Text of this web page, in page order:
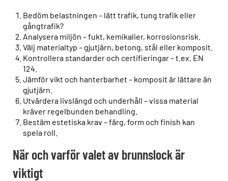
Bedöm belastningen – lätt trafik, tung trafik eller
gångtrafik?
Analysera miljön – fukt, kemikalier, korrosionsrisk.
Välj materialtyp – gjutjärn, betong, stål eller komposit.
Kontrollera standarder och certifieringar – t.ex. EN
124.
Jämför vikt och hanterbarhet – komposit är lättare än
gjutjärn.
Utvärdera livslängd och underhåll – vissa material
kräver regelbunden behandling.
Bestäm estetiska krav – färg, form och finish kan
spela roll.
När och varför valet av brunnslock är
viktigt